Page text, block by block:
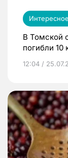
Интересное
В Томской
погибли 10
12:04 /